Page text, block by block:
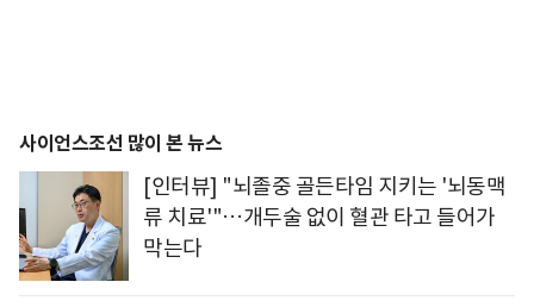
사이언스조선 많이 본 뉴스
[인터뷰] "뇌졸중 골든타임 지키는 '뇌동맥
류 치료'"…개두술 없이 혈관 타고 들어가
막는다